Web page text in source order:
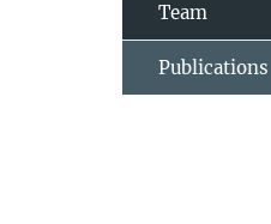
Team
Publications